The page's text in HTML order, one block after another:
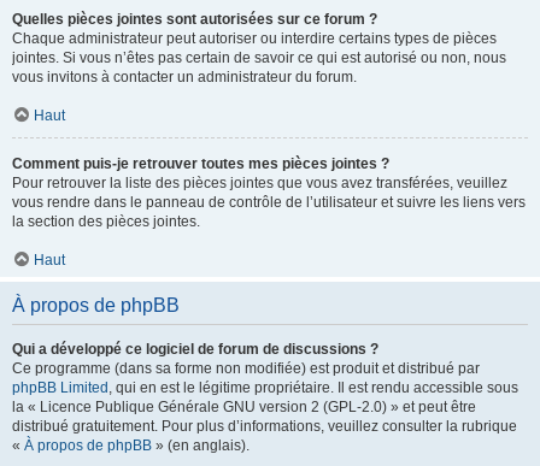
Quelles pièces jointes sont autorisées sur ce forum ?
Chaque administrateur peut autoriser ou interdire certains types de pièces
jointes. Si vous n’êtes pas certain de savoir ce qui est autorisé ou non, nous
vous invitons à contacter un administrateur du forum.
Haut
Comment puis-je retrouver toutes mes pièces jointes ?
Pour retrouver la liste des pièces jointes que vous avez transférées, veuillez
vous rendre dans le panneau de contrôle de l’utilisateur et suivre les liens vers
la section des pièces jointes.
Haut
À propos de phpBB
Qui a développé ce logiciel de forum de discussions ?
Ce programme (dans sa forme non modifiée) est produit et distribué par
phpBB Limited , qui en est le légitime propriétaire. Il est rendu accessible sous
la « Licence Publique Générale GNU version 2 (GPL-2.0) » et peut être
distribué gratuitement. Pour plus d’informations, veuillez consulter la rubrique
« À propos de phpBB » (en anglais).